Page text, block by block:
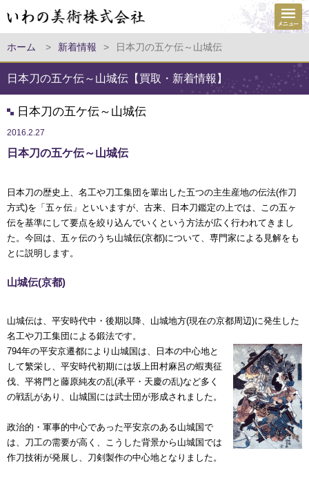
ホーム > 新着情報 > 日本刀の五ケ伝～山城伝
日本刀の五ケ伝～山城伝【買取・新着情報】
日本刀の五ケ伝～山城伝
2016.2.27
日本刀の五ケ伝～山城伝
日本刀の歴史上、名工や刀工集団を輩出した五つの主生産地の伝法(作刀
方式)を「五ヶ伝」といいますが、古来、日本刀鑑定の上では、この五ヶ
伝を基準にして要点を絞り込んでいくという方法が広く行われてきまし
た。今回は、五ヶ伝のうち山城伝(京都)について、専門家による見解をも
とに説明します。
山城伝(京都)
山城伝は、平安時代中・後期以降、山城地方(現在の京都周辺)に発生した
名工や刀工集団による鍛法です。
794年の平安京遷都により山城国は、日本の中心地と
して繁栄し、平安時代初期には坂上田村麻呂の蝦夷征
伐、平将門と藤原純友の乱(承平・天慶の乱)など多く
の戦乱があり、山城国には武士団が形成されました。
政治的・軍事的中心であった平安京のある山城国で
は、刀工の需要が高く、こうした背景から山城国では
作刀技術が発展し、刀剣製作の中心地となりました。